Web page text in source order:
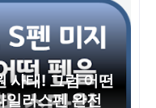
사태! 그럼 어떤
일러스펜 완전